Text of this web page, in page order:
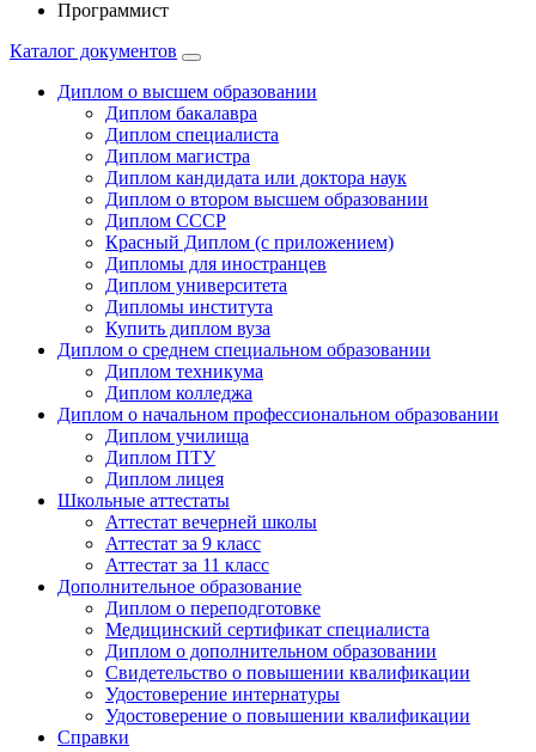
Программист
Каталог документов
Диплом о высшем образовании
Диплом бакалавра
Диплом специалиста
Диплом магистра
Диплом кандидата или доктора наук
Диплом о втором высшем образовании
Диплом СССР
Красный Диплом (с приложением)
Дипломы для иностранцев
Диплом университета
Дипломы института
Купить диплом вуза
Диплом о среднем специальном образовании
Диплом техникума
Диплом колледжа
Диплом о начальном профессиональном oбразовании
Диплом училища
Диплом ПТУ
Диплом лицея
Школьные аттестаты
Аттестат вечерней школы
Аттестат за 9 класс
Аттестат за 11 класс
Дополнительное образование
Диплом о переподготовке
Медицинский сертификат специалиста
Диплом о дополнительном образовании
Свидетельство о повышении квалификации
Удостоверение интернатуры
Удостоверение о повышении квалификации
Справки